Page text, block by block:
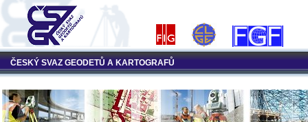
ČESKÝ SVAZ GEODETŮ A KARTOGRAFŮ